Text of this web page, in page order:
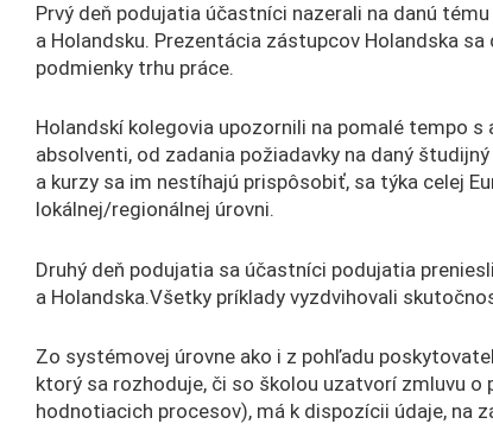
Prvý deň podujatia účastníci nazerali na danú
a Holandsku. Prezentácia zástupcov Holandska
podmienky trhu práce.
Holandskí kolegovia upozornili na pomalé tempo
absolventi, od zadania požiadavky na daný
a kurzy sa im nestíhajú prispôsobiť, sa týka celej
lokálnej/regionálnej úrovni.
Druhý deň podujatia sa účastníci podujatia
a Holandska.Všetky príklady vyzdvihovali
Zo systémovej úrovne ako i z pohľadu
ktorý sa rozhoduje, či so školou uzatvorí zmluvu
hodnotiacich procesov), má k dispozícii údaje, na